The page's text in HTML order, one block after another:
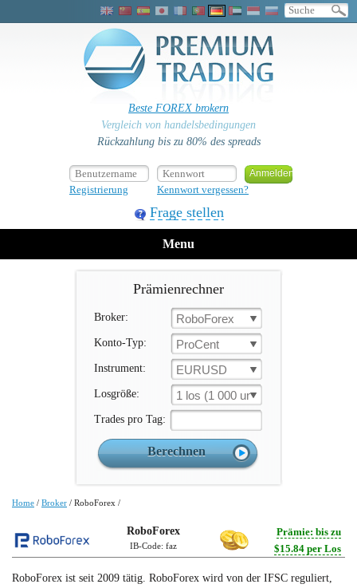
Beste FOREX brokern
Vergleich von handelsbedingungen
Rückzahlung bis zu 80% des spreads
Registrierung Kennwort vergessen?
Frage stellen
Menu
Prämienrechner
Broker: RoboForex
Konto-Typ: ProCent
Instrument: EURUSD
Losgröße: 1 los (1 000 un.)
Trades pro Tag:
Home / Broker / RoboForex /
RoboForex
IB-Code: faz
Prämie: bis zu
$15.84 per Los
RoboForex ist seit 2009 tätig. RoboForex wird von der IFSC reguliert,